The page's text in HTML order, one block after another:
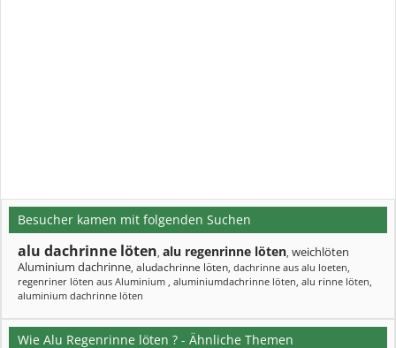
Besucher kamen mit folgenden Suchen
alu dachrinne löten, alu regenrinne löten, weichlöten
Aluminium dachrinne, aludachrinne löten, dachrinne aus alu loeten,
regenriner löten aus Aluminium , aluminiumdachrinne löten, alu rinne löten,
aluminium dachrinne löten
Wie Alu Regenrinne löten ? - Ähnliche Themen